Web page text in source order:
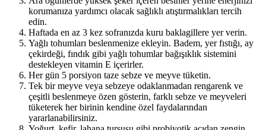
korumanıza yardımcı olacak sağlıklı atıştırmalıkları tercih
edin.
Haftada en az 3 kez sofranızda kuru baklagillere yer verin.
Yağlı tohumları beslenmenize ekleyin. Badem, yer fıstığı, ay
çekirdeği, fındık gibi yağlı tohumlar bağışıklık sistemini
destekleyen vitamin E içerirler.
Her gün 5 porsiyon taze sebze ve meyve tüketin.
Tek bir meyve veya sebzeye odaklanmadan rengarenk ve
çeşitli beslenmeye özen gösterin, farklı sebze ve meyveleri
tüketerek her birinin kendine özel faydalarından
yararlanabilirsiniz.